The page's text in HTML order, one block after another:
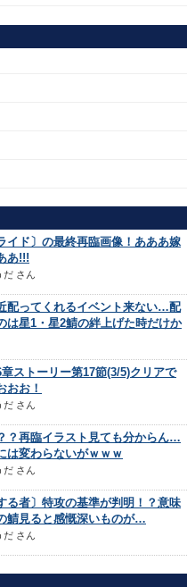
イド〕の最終再臨画像！あああ嫁
あ!!!
だ さん
配ってくれるイベント来ない…配
は星1・星2鯖の絆上げた時だけか
ストーリー第17節(3/5)クリアで
おお！
だ さん
？再臨イラスト見ても分からん…
は変わらないがｗｗｗ
だ さん
る者〕特攻の基準が判明！？意味
鯖見ると感慨深いものが…
だ さん